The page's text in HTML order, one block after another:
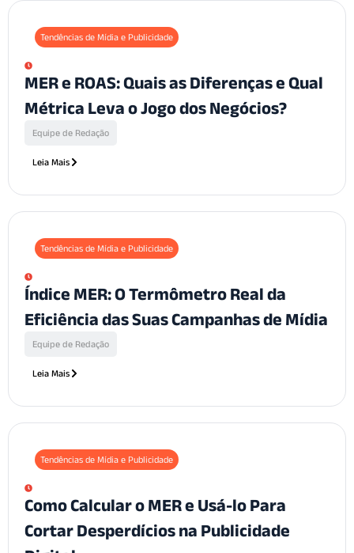
Tendências de Mídia e Publicidade
MER e ROAS: Quais as Diferenças e Qual
Métrica Leva o Jogo dos Negócios?
Equipe de Redação
Leia Mais
Tendências de Mídia e Publicidade
Índice MER: O Termômetro Real da
Eficiência das Suas Campanhas de Mídia
Equipe de Redação
Leia Mais
Tendências de Mídia e Publicidade
Como Calcular o MER e Usá-lo Para
Cortar Desperdícios na Publicidade